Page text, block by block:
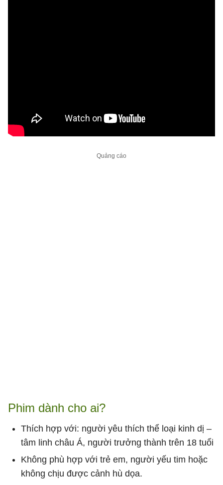
Phim dành cho ai?
Thích hợp với: người yêu thích thể loại kinh dị –
tâm linh châu Á, người trưởng thành trên 18 tuổi
Không phù hợp với trẻ em, người yếu tim hoặc
không chịu được cảnh hù dọa.